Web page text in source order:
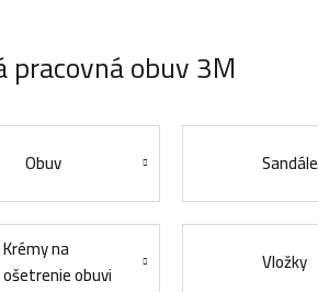
pracovná obuv 3M
Obuv Sandále
Krémy na
ošetrenie obuvi
Vložky